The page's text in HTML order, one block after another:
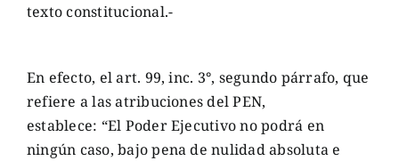
texto constitucional.-
En efecto, el art. 99, inc. 3°, segundo párrafo, que
refiere a las atribuciones del PEN,
establece: “El Poder Ejecutivo no podrá en
ningún caso, bajo pena de nulidad absoluta e